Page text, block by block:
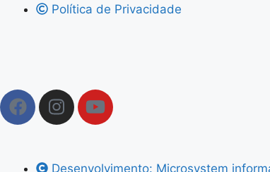
Política de Privacidade
Desenvolvimento: Microsystem